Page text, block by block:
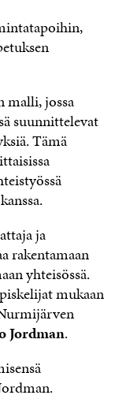
malli, jossa
suunnittelevat
Tämä
ja
rakentamaan
yhteisössä.
mukaan
Jordman.